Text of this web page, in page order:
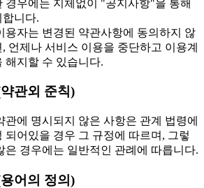
경우에는 지체없이 "공지사항"을 통해
합니다.
자는 변경된 약관사항에 동의하지 않
, 언제나 서비스 이용을 중단하고 이용계
해지할 수 있습니다.
관외 준칙)
관에 명시되지 않은 사항은 관계 법령에
되어있을 경우 그 규정에 따르며, 그렇
은 경우에는 일반적인 관례에 따릅니다.
어의 정의)